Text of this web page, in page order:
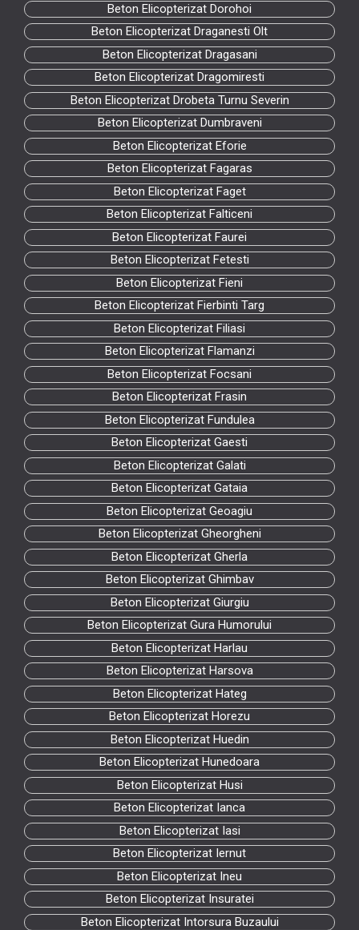
Beton Elicopterizat Dorohoi
Beton Elicopterizat Draganesti Olt
Beton Elicopterizat Dragasani
Beton Elicopterizat Dragomiresti
Beton Elicopterizat Drobeta Turnu Severin
Beton Elicopterizat Dumbraveni
Beton Elicopterizat Eforie
Beton Elicopterizat Fagaras
Beton Elicopterizat Faget
Beton Elicopterizat Falticeni
Beton Elicopterizat Faurei
Beton Elicopterizat Fetesti
Beton Elicopterizat Fieni
Beton Elicopterizat Fierbinti Targ
Beton Elicopterizat Filiasi
Beton Elicopterizat Flamanzi
Beton Elicopterizat Focsani
Beton Elicopterizat Frasin
Beton Elicopterizat Fundulea
Beton Elicopterizat Gaesti
Beton Elicopterizat Galati
Beton Elicopterizat Gataia
Beton Elicopterizat Geoagiu
Beton Elicopterizat Gheorgheni
Beton Elicopterizat Gherla
Beton Elicopterizat Ghimbav
Beton Elicopterizat Giurgiu
Beton Elicopterizat Gura Humorului
Beton Elicopterizat Harlau
Beton Elicopterizat Harsova
Beton Elicopterizat Hateg
Beton Elicopterizat Horezu
Beton Elicopterizat Huedin
Beton Elicopterizat Hunedoara
Beton Elicopterizat Husi
Beton Elicopterizat Ianca
Beton Elicopterizat Iasi
Beton Elicopterizat Iernut
Beton Elicopterizat Ineu
Beton Elicopterizat Insuratei
Beton Elicopterizat Intorsura Buzaului